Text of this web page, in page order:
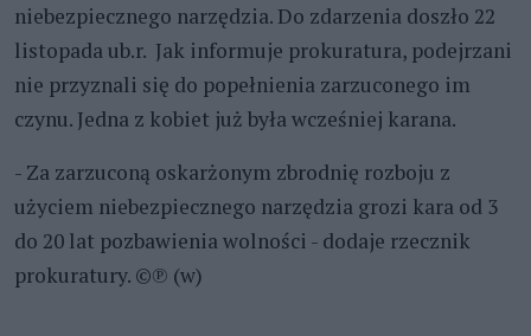
niebezpiecznego narzędzia. Do zdarzenia doszło 22
listopada ub.r. Jak informuje prokuratura, podejrzani
nie przyznali się do popełnienia zarzuconego im
czynu. Jedna z kobiet już była wcześniej karana.
- Za zarzuconą oskarżonym zbrodnię rozboju z
użyciem niebezpiecznego narzędzia grozi kara od 3
do 20 lat pozbawienia wolności - dodaje rzecznik
prokuratury. ©℗ (w)